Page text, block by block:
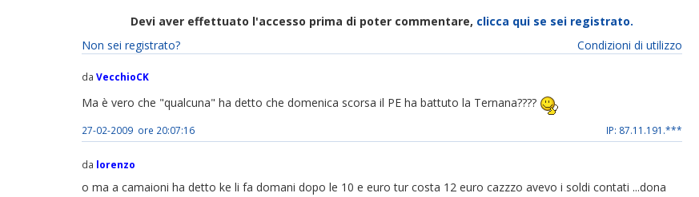
Devi aver effettuato l'accesso prima di poter commentare, clicca qui se sei registrato.
Condizioni di utilizzo
Non sei registrato?
da VecchioCK
Ma è vero che "qualcuna" ha detto che domenica scorsa il PE ha battuto la Ternana????
27-02-2009 ore 20:07:16 IP: 87.11.191.***
da lorenzo
o ma a camaioni ha detto ke li fa domani dopo le 10 e euro tur costa 12 euro cazzzo avevo i soldi contati ...dona